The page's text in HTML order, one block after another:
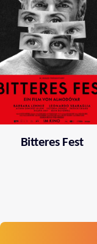
Bitteres Fest